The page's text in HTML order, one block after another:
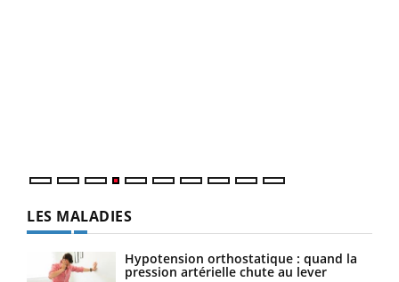
LES MALADIES
Hypotension orthostatique : quand la
pression artérielle chute au lever